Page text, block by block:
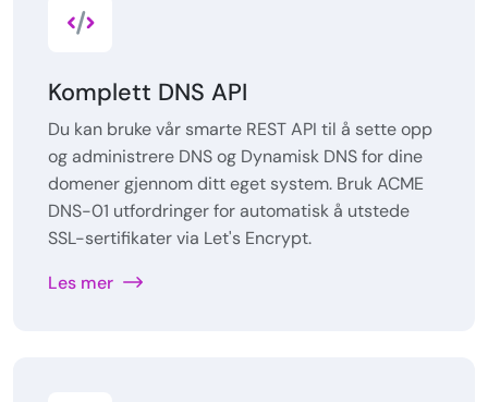
Komplett DNS API
Du kan bruke vår smarte REST API til å sette opp
og administrere DNS og Dynamisk DNS for dine
domener gjennom ditt eget system. Bruk ACME
DNS-01 utfordringer for automatisk å utstede
SSL-sertifikater via Let's Encrypt.
Les mer